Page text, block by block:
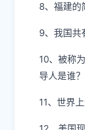
8、福建
9、我国
10、被称
导人是谁
11、世界